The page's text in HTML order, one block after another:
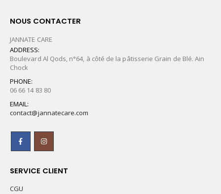
NOUS CONTACTER
JANNATE CARE
ADDRESS:
Boulevard Al Qods, n°64, à côté de la pâtisserie Grain de Blé. Ain
Chock
PHONE:
06 66 14 83 80
EMAIL:
contact@jannatecare.com
SERVICE CLIENT
CGU